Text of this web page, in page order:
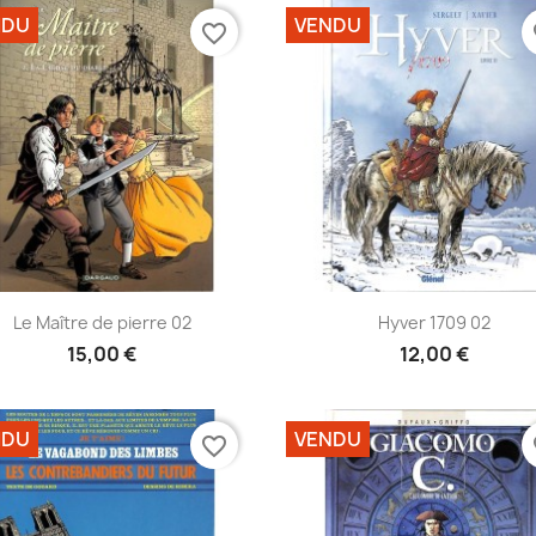
Aperçu rapide
Le Maître de pierre 02
15,00 €
favorite_border
Aperçu rapide
Hyver 1709 02
12,00 €
VENDU
favorite_border VENDU